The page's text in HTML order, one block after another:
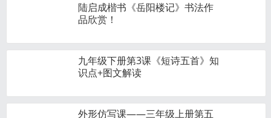
陆启成楷书《岳阳楼记》书法作
品欣赏！
九年级下册第3课《短诗五首》知
识点+图文解读
外形仿写课——三年级上册第五